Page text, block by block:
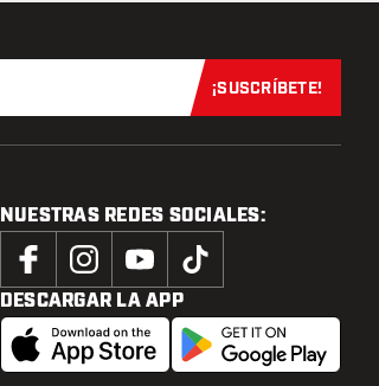
Suscríbete
¡SUSCRÍBETE!
NUESTRAS REDES SOCIALES:
DESCARGAR LA APP